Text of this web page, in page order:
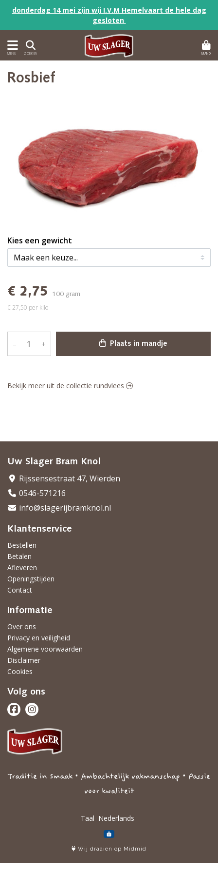
donderdag 14 mei zijn wij I.V.M Hemelvaart de hele dag
gesloten
MENU ZOEKEN MAND
Rosbief
Kies een gewicht
€ 2,75 100 gram
€ 27,50 per kilo
– + Plaats in mandje
Bekijk meer uit de collectie rundvlees
Uw Slager Bram Knol
Rijssensestraat 47, Wierden
0546-571216
info@slagerijbramknol.nl
Klantenservice
Bestellen
Betalen
Afleveren
Openingstijden
Contact
Informatie
Over ons
Privacy en veiligheid
Algemene voorwaarden
Disclaimer
Cookies
Volg ons
Traditie in Smaak • Ambachtelijk vakmanschap • Passie
voor kwaliteit
Taal
Wij draaien op Midmid